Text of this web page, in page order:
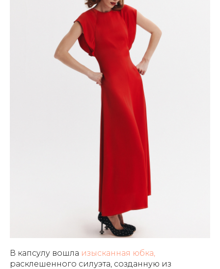
В капсулу вошла изысканная юбка,
расклешенного силуэта, созданную из